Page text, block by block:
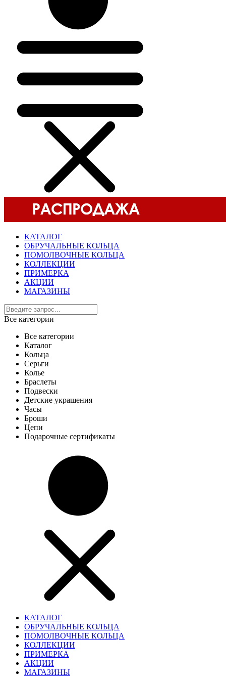
КАТАЛОГ
ОБРУЧАЛЬНЫЕ КОЛЬЦА
ПОМОЛВОЧНЫЕ КОЛЬЦА
КОЛЛЕКЦИИ
ПРИМЕРКА
АКЦИИ
МАГАЗИНЫ
Все категории
Все категории
Каталог
Кольца
Серьги
Колье
Браслеты
Подвески
Детские украшения
Часы
Броши
Цепи
Подарочные сертификаты
КАТАЛОГ
ОБРУЧАЛЬНЫЕ КОЛЬЦА
ПОМОЛВОЧНЫЕ КОЛЬЦА
КОЛЛЕКЦИИ
ПРИМЕРКА
АКЦИИ
МАГАЗИНЫ